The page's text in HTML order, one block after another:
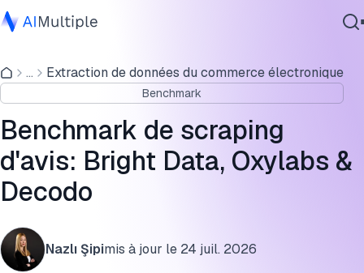
IA agentique
Données
Logiciel d'entreprise
Services
Contactez-nous
... Extraction de données du commerce électronique
Benchmark
Benchmark de scraping
d'avis: Bright Data, Oxylabs &
Decodo
Nazlı Şipimis à jour le 24 juil. 2026
Tarification des fournisseurs de scraping d'avis
Fournisseurs de scraping d'avis et résultats du benchmark
Méthodologie du benchmark de scraping d'avis
Citez ce benchmark